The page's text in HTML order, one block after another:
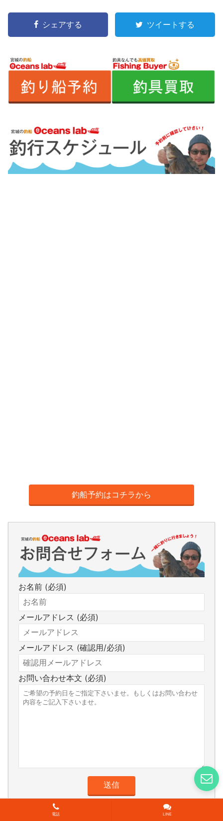
シェアする ツイートする
釣船予約はコチラから
お名前 (必須)
メールアドレス (必須)
メールアドレス (確認用/必須)
お問い合わせ本文 (必須)
電話 LINE